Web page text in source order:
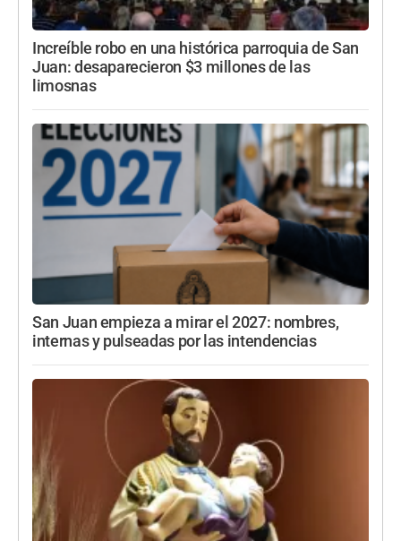
Increíble robo en una histórica parroquia de San
Juan: desaparecieron $3 millones de las
limosnas
San Juan empieza a mirar el 2027: nombres,
internas y pulseadas por las intendencias